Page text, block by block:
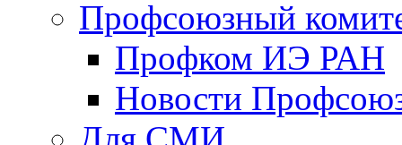
Профсоюзный
Профком ИЭ РАН
Новости